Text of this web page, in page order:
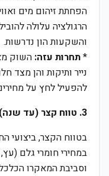
הפחתת זיהום מים
הרגולציה עלולה
והשקעות הון נדרשות.
*תחרות עזה: השוק
נייר ותיקות והן מצד
להפעיל לחץ על
3. טווח קצר (עד שנה):
בטווח הקצר, ביצועי
במחירי חומרי גלם (עץ,
וסביבת המאקרו